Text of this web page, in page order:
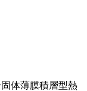
体薄膜積層型熱